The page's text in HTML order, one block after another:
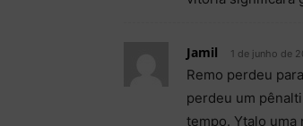
Jamil 1 de junho de
Remo perdeu
perdeu um
tempo. Ytalo uma